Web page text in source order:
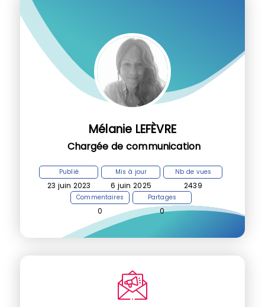
Mélanie LEFÈVRE
Chargée de communication
Publié
23 juin 2023
Mis à jour
6 juin 2025
Nb de vues
2439
Commentaires
0
Partages
0